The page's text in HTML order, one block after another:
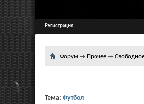
Регистрация
Форум → Прочее →
Тема: Футбол